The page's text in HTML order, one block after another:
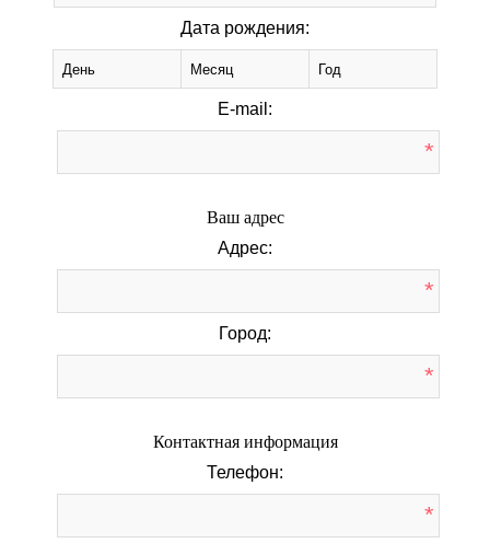
Дата рождения:
E-mail:
*
Ваш адрес
Адрес:
*
Город:
*
Контактная информация
Телефон:
*